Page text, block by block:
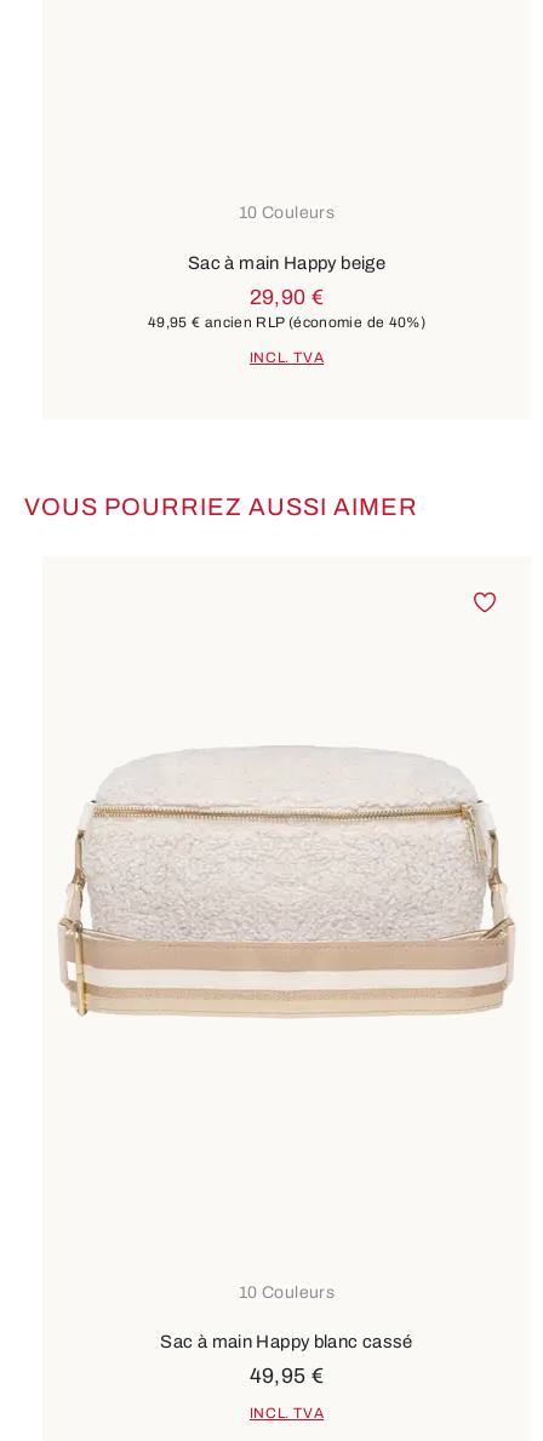
10 Couleurs
Sac à main Happy beige
29,90 €
49,95 € ancien RLP (économie de 40%)
INCL. TVA
Ignorer la galerie de produits
VOUS POURRIEZ AUSSI AIMER
10 Couleurs
Sac à main Happy blanc cassé
49,95 €
INCL. TVA